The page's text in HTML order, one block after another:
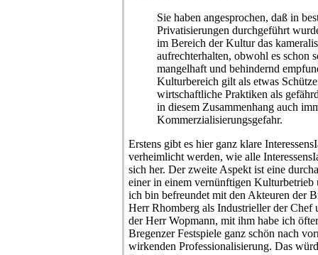
Sie haben angesprochen, daß in
Privatisierungen durchgeführt
im Bereich der Kultur das
aufrechterhalten, obwohl es schon
mangelhaft und behindernd
Kulturbereich gilt als etwas
wirtschaftliche Praktiken als
in diesem Zusammenhang auch
Kommerzialisierungsgefahr.
Erstens gibt es hier ganz klare
verheimlicht werden, wie alle
sich her. Der zweite Aspekt ist eine
einer in einem vernünftigen Kulturbetrieb
ich bin befreundet mit den Akteuren der
Herr Rhomberg als Industrieller der Chef
der Herr Wopmann, mit ihm habe ich
Bregenzer Festspiele ganz schön nach
wirkenden Professionalisierung. Das